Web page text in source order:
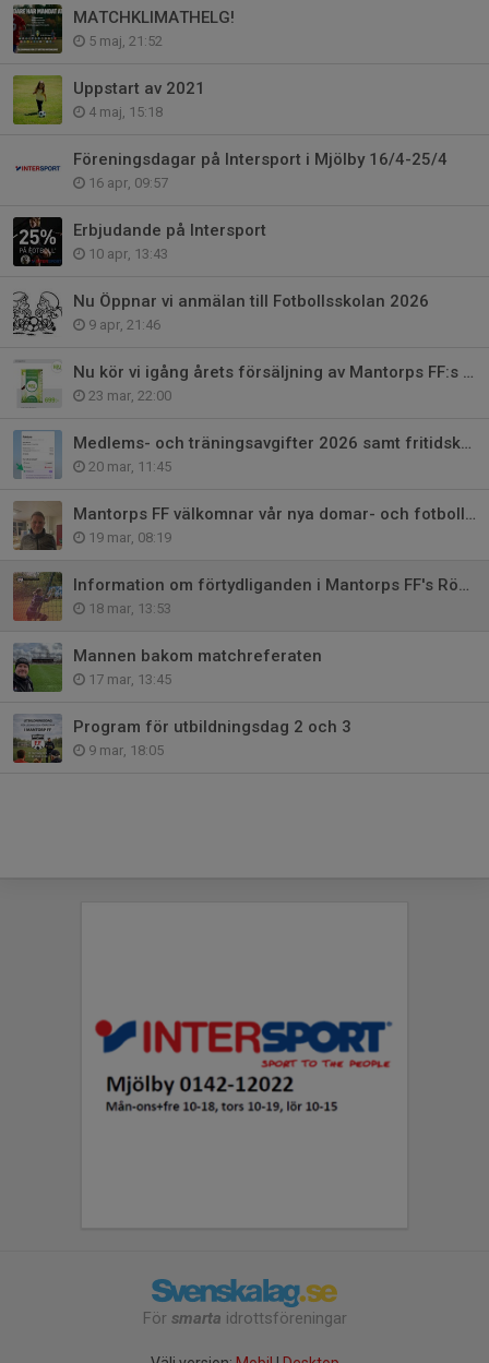
MATCHKLIMATHELG!
5 maj, 21:52
Uppstart av 2021
4 maj, 15:18
Föreningsdagar på Intersport i Mjölby 16/4-25/4
16 apr, 09:57
Erbjudande på Intersport
10 apr, 13:43
Nu Öppnar vi anmälan till Fotbollsskolan 2026
9 apr, 21:46
Nu kör vi igång årets försäljning av Mantorps FF:s gräsmattegödning!
23 mar, 22:00
Medlems- och träningsavgifter 2026 samt fritidskortet
20 mar, 11:45
Mantorps FF välkomnar vår nya domar- och fotbollsutvecklare
19 mar, 08:19
Information om förtydliganden i Mantorps FF's Röda tråden
18 mar, 13:53
Mannen bakom matchreferaten
17 mar, 13:45
Program för utbildningsdag 2 och 3
9 mar, 18:05
För smarta idrottsföreningar